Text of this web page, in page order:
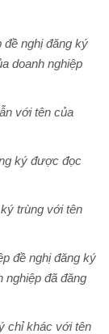
đề nghị đăng ký
doanh nghiệp
với tên của
ký được đọc
trùng với tên
đề nghị đăng ký
nghiệp đã đăng
chỉ khác với tên